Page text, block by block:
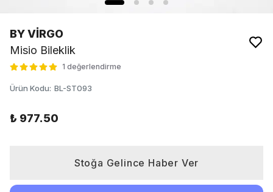
BY VİRGO
Misio Bileklik
1 değerlendirme
Ürün Kodu: BL-ST093
₺ 977.50
Stoğa Gelince Haber Ver